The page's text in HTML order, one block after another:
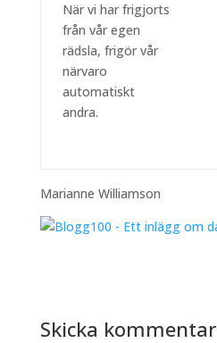
När vi har frigjorts
från vår egen
rädsla, frigör vår
närvaro
automatiskt
andra.
Marianne Williamson
Skicka kommentar